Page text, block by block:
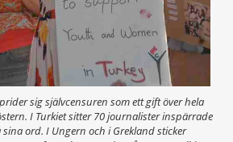
sig självcensuren som ett gift över hela
I Turkiet sitter 70 journalister inspärrade
ord. I Ungern och i Grekland sticker